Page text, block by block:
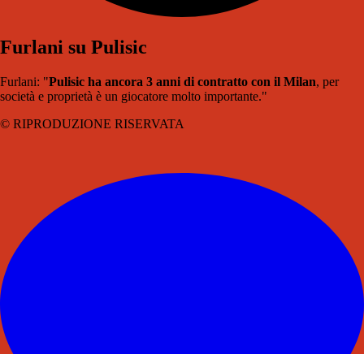
Furlani su Pulisic
Furlani: "Pulisic ha ancora 3 anni di contratto con il Milan, per
società e proprietà è un giocatore molto importante."
© RIPRODUZIONE RISERVATA